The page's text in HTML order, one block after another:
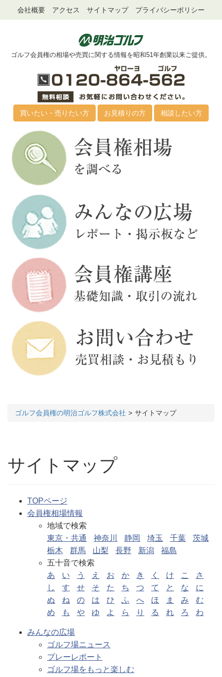
会社概要 アクセス サイトマップ プライバシーポリシー
ゴルフ会員権の相場や売買に関する情報を昭和51年創業以来ご提供。
買いたい・売りたい方 お見積りの方 相談したい方
ゴルフ会員権の明治ゴルフ株式会社 サイトマップ
サイトマップ
TOPページ
会員権相場情報
地域で検索
東京・共通
神奈川 静岡 埼玉 千葉
茨城
栃木
群馬 山梨 長野 新潟
福島
五十音で検索
あ
い う え お か き く け こ
さ
し
す せ そ た ち つ て と な
に
ぬ
ね の は ひ ふ へ ほ ま み
む
め
も や ゆ よ ら り る れ ろ わ
みんなの広場
ゴルフ場ニュース
プレーレポート
ゴルフ場をもっと楽しむ